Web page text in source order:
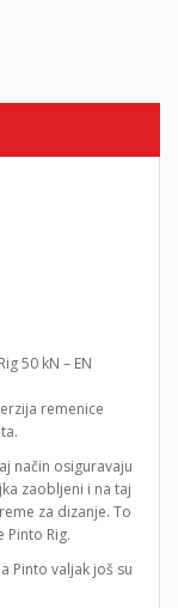
50 kN – EN
remenice
način osiguravaju
zaobljeni i na taj
za dizanje. To
Rig.
Pinto valjak još su